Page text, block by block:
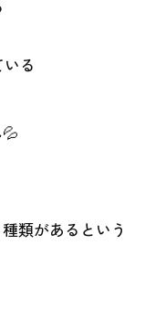
る
類があるという